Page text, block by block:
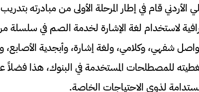
الأردني قام في إطار المرحلة الأولى من مبادرته
لاستخدام لغة الإشارة لخدمة الصم في سلسلة
شفهي، وكلامي، ولغة إشارة، وأبجدية الأصابع،
للمصطلحات المستخدمة في البنوك، هذا
لذوي الاحتياجات الخاصة.